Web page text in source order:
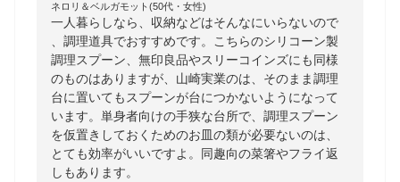
ネロリ＆ベルガモット(50代・女性)
一人暮らしなら、収納などはそんなにいらないので
、調理道具でおすすめです。こちらのシリコーン製
調理スプーン、無印良品やスリーコインズにも同様
のものはありますが、山崎実業のは、そのまま調理
台に置いてもスプーンが台につかないようになって
います。単身者向けの手狭な台所で、調理スプーン
を仮置きしておくためのお皿の類が必要ないのは、
とても効率がいいですよ。同趣向の菜箸やフライ返
しもあります。